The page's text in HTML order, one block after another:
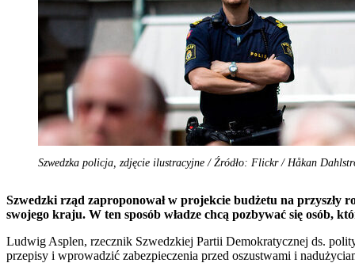
Szwedzka policja, zdjęcie ilustracyjne / Źródło: Flickr / Håkan
Szwedzki rząd zaproponował w projekcie budżetu na przyszły
swojego kraju. W ten sposób władze chcą pozbywać się osób,
Ludwig Asplen, rzecznik Szwedzkiej Partii Demokratycznej ds.
przepisy i wprowadzić zabezpieczenia przed oszustwami i